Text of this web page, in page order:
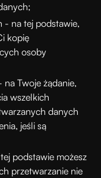
- na tej podstawie,
kopię
osoby
Twoje żądanie,
wszelkich
danych
jeśli są
podstawie możesz
przetwarzanie nie